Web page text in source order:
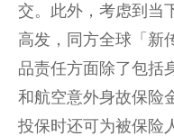
交。此外，考虑到当
高发，同方全球「新
品责任方面除了包括
和航空意外身故保险
投保时还可为被保险